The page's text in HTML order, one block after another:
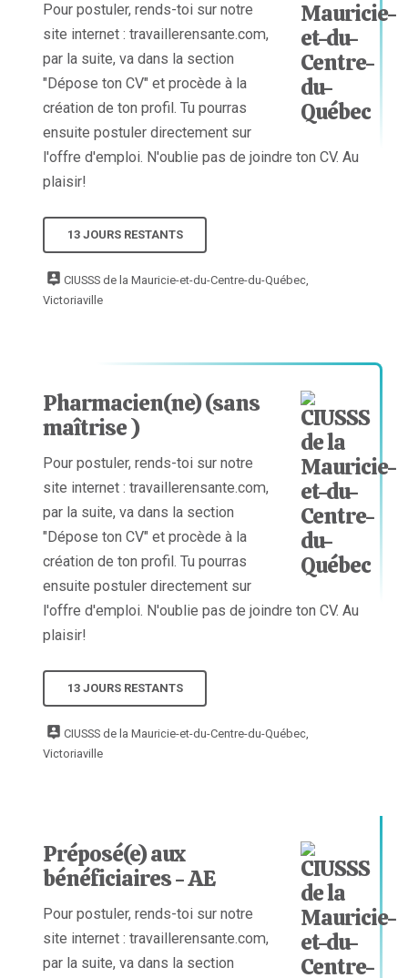
Pour postuler, rends-toi sur notre
site internet : travaillerensante.com,
par la suite, va dans la section
"Dépose ton CV" et procède à la
création de ton profil. Tu pourras
ensuite postuler directement sur
l'offre d'emploi. N'oublie pas de joindre ton CV. Au
plaisir!
13 JOURS RESTANTS
CIUSSS de la Mauricie-et-du-Centre-du-Québec,
Victoriaville
Pharmacien(ne) (sans
maîtrise )
Pour postuler, rends-toi sur notre
site internet : travaillerensante.com,
par la suite, va dans la section
"Dépose ton CV" et procède à la
création de ton profil. Tu pourras
ensuite postuler directement sur
l'offre d'emploi. N'oublie pas de joindre ton CV. Au
plaisir!
13 JOURS RESTANTS
CIUSSS de la Mauricie-et-du-Centre-du-Québec,
Victoriaville
Préposé(e) aux
bénéficiaires - AE
Pour postuler, rends-toi sur notre
site internet : travaillerensante.com,
par la suite, va dans la section